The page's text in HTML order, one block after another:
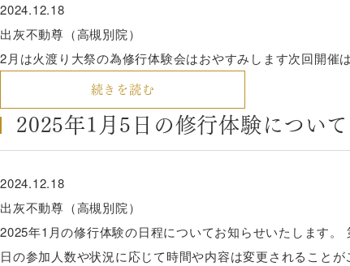
2024.12.18
出灰不動尊（高槻別院）
2月は火渡り大祭の為修行体験会はおやすみします次回開催
続きを読む
2025年1月5日の修行体験について
2024.12.18
出灰不動尊（高槻別院）
2025年1月の修行体験の日程についてお知らせいたします
日の参加人数や状況に応じて時間や内容は変更されるこ